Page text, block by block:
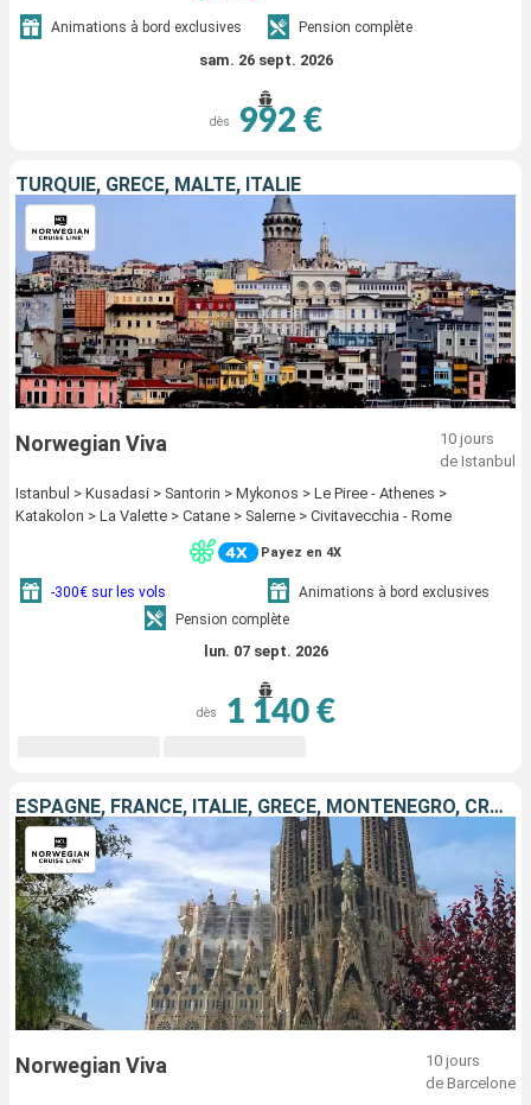
Animations à bord exclusives Pension complète
sam. 26 sept. 2026
dès 992 €
TURQUIE, GRÈCE, MALTE, ITALIE
Norwegian Viva
10 jours
de Istanbul
Istanbul > Kusadasi > Santorin > Mykonos > Le Piree - Athenes >
Katakolon > La Valette > Catane > Salerne > Civitavecchia - Rome
Payez en 4X
-300€ sur les vols
Animations à bord exclusives
Pension complète
lun. 07 sept. 2026
dès 1 140 €
ESPAGNE, FRANCE, ITALIE, GRÈCE, MONTÉNÉGRO, CROATIE
Norwegian Viva
10 jours
de Barcelone